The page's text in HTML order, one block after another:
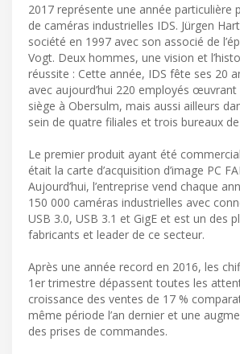
2017 représente une année particulière
de caméras industrielles IDS. Jürgen
société en 1997 avec son associé de
Vogt. Deux hommes, une vision et
réussite : Cette année, IDS fête ses 20
avec aujourd’hui 220 employés
siège à Obersulm, mais aussi ailleurs
sein de quatre filiales et trois bureaux
Le premier produit ayant été
était la carte d’acquisition d’image PC
Aujourd’hui, l’entreprise vend chaque
150 000 caméras industrielles avec
USB 3.0, USB 3.1 et GigE et est un des
fabricants et leader de ce secteur.
Après une année record en 2016, les
1er trimestre dépassent toutes les
croissance des ventes de 17 %
même période l’an dernier et une
des prises de commandes.